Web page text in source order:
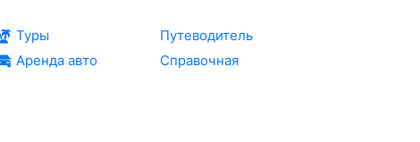
Туры
Аренда авто
Путеводитель
Справочная